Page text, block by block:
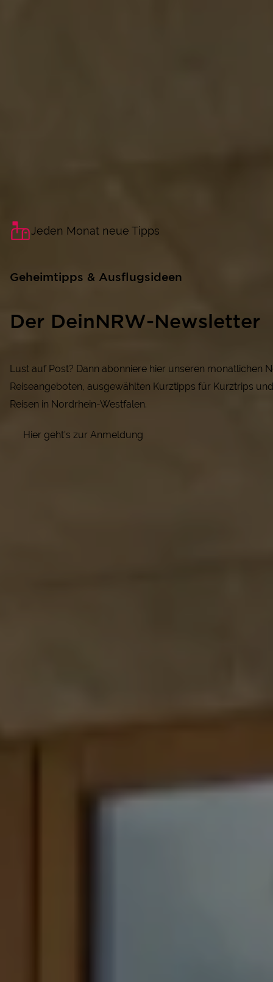
Jeden Monat neue Tipps
Geheimtipps & Ausflugsideen
Der DeinNRW-Newsletter
Lust auf Post? Dann abonniere hier unseren monatlichen
Reiseangeboten, ausgewählten Kurztipps für Kurztrips
Reisen in Nordrhein-Westfalen.
Hier geht's zur Anmeldung